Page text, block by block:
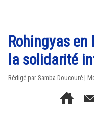
Rohingyas
la solidarité
Rédigé par Samba Doucouré |